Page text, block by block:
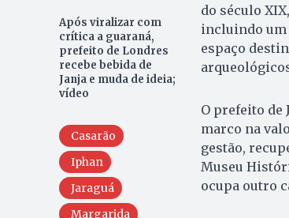
Após viralizar com
crítica a guaraná,
prefeito de Londres
recebe bebida de
Janja e muda de ideia;
vídeo
Casarão
Iphan
Jaraguá
Margarida
do século
incluindo um
espaço
O prefeito de
marco na
gestão,
Museu
ocupa outro